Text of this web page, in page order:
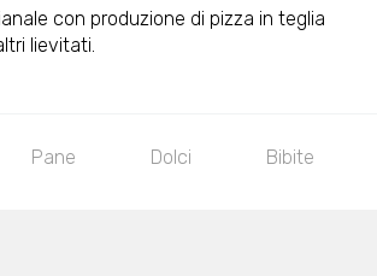
con produzione di pizza in teglia
lievitati.
Pane Dolci Bibite